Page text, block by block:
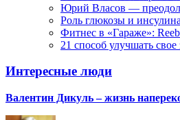
Юрий Власов —
Роль глюкозы и
Фитнес в «Гараже»:
21 способ улучшать
Интересные люди
Валентин Дикуль – жизнь